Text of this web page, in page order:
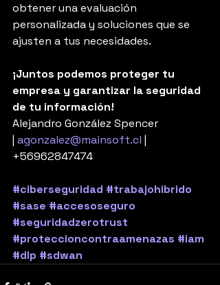
obtener una evaluación
personalizada y soluciones que se
ajusten a tus necesidades.
¡Juntos podemos proteger tu
empresa y garantizar la seguridad
de tu información!
Alejandro González Spencer
| agonzalez@mainsoft.cl |
+56962847474
#ciberseguridad #trabajohibrido
#sase #accesoseguro
#seguridadzerotrust
#proteccioncontraamenazas #iam
#dlp #sdwan